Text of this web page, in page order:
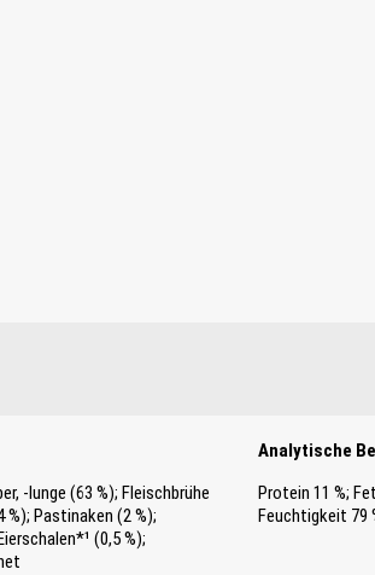
-lunge (63 %); Fleischbrühe
Pastinaken (2 %);
(0,5 %);
Analytische
Protein 11 %;
Feuchtigkeit 79